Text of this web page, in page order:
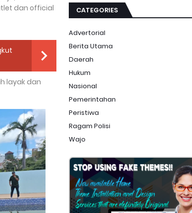
dan official
layak dan
CATEGORIES
Advertorial
Berita Utama
Daerah
Hukum
Nasional
Pemerintahan
Peristiwa
Ragam Polisi
Wajo